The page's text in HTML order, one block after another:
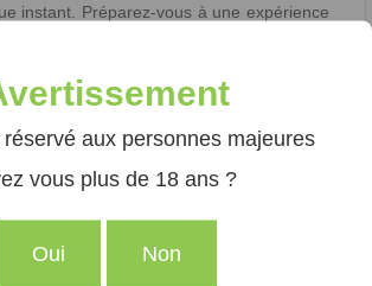
instant. Préparez-vous à une expérience
!
aux personnes majeures
vous plus de 18 ans ?
Oui Non